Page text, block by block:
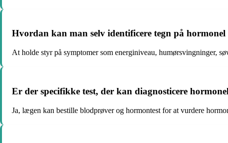
Hvordan kan man selv identificere tegn på hormonel
At holde styr på symptomer som energiniveau, humørsvingninger,
Er der specifikke test, der kan diagnosticere
Ja, lægen kan bestille blodprøver og hormontest for at vurdere